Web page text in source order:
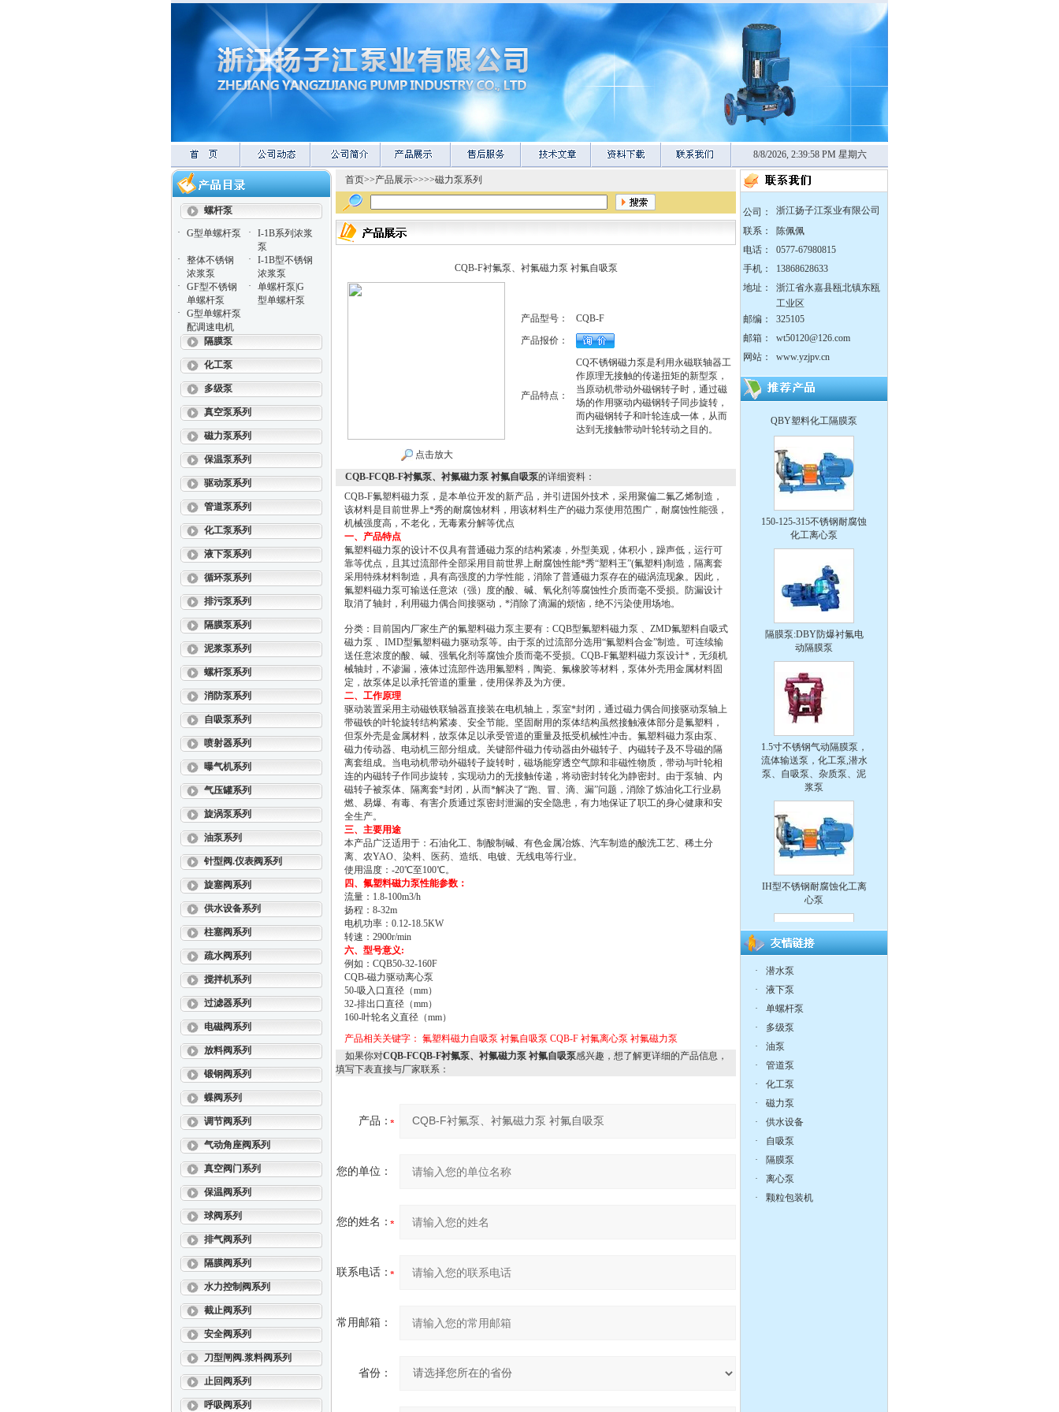
8/8/2026, 2:39:59 PM 星期六
螺杆泵
·
G型单螺杆泵 ·
I-1B系列浓浆
泵
·
整体不锈钢
浓浆泵
·
I-1B型不锈钢
浓浆泵
·
GF型不锈钢
单螺杆泵
·
单螺杆泵|G
型单螺杆泵
·
G型单螺杆泵
配调速电机
隔膜泵
化工泵
多级泵
真空泵系列
磁力泵系列
保温泵系列
驱动泵系列
管道泵系列
化工泵系列
液下泵系列
循环泵系列
排污泵系列
隔膜泵系列
泥浆泵系列
螺杆泵系列
消防泵系列
自吸泵系列
喷射器系列
曝气机系列
气压罐系列
旋涡泵系列
油泵系列
针型阀.仪表阀系列
旋塞阀系列
供水设备系列
柱塞阀系列
疏水阀系列
搅拌机系列
过滤器系列
电磁阀系列
放料阀系列
锻钢阀系列
蝶阀系列
调节阀系列
气动角座阀系列
真空阀门系列
保温阀系列
球阀系列
排气阀系列
隔膜阀系列
水力控制阀系列
截止阀系列
安全阀系列
刀型闸阀.浆料阀系列
止回阀系列
呼吸阀系列
首页>>产品展示>>>>磁力泵系列
CQB-F衬氟泵、衬氟磁力泵 衬氟自吸泵
点击放大
产品型号：
CQB-F
产品报价：
产品特点：
CQ不锈钢磁力泵是利用永磁联轴器工
作原理无接触的传递扭矩的新型泵，
当原动机带动外磁钢转子时，通过磁
场的作用驱动内磁钢转子同步旋转，
而内磁钢转子和叶轮连成一体，从而
达到无接触带动叶轮转动之目的。
CQB-FCQB-F衬氟泵、衬氟磁力泵 衬氟自吸泵的详细资料：
CQB-F氟塑料磁力泵，是本单位开发的新产品，并引进国外技术，采用聚偏二氟乙烯制造，
该材料是目前世界上*秀的耐腐蚀材料，用该材料生产的磁力泵使用范围广，耐腐蚀性能强，
机械强度高，不老化，无毒素分解等优点
一、产品特点
氟塑料磁力泵的设计不仅具有普通磁力泵的结构紧凑，外型美观，体积小，躁声低，运行可
靠等优点，且其过流部件全部采用目前世界上耐腐蚀性能*秀“塑料王”(氟塑料)制造，隔离套
采用特殊材料制造，具有高强度的力学性能，消除了普通磁力泵存在的磁涡流现象。因此，
氟塑料磁力泵可输送任意浓（强）度的酸、碱、氧化剂等腐蚀性介质而毫不受损。防漏设计
取消了轴封，利用磁力偶合间接驱动，*消除了滴漏的烦恼，绝不污染使用场地。
分类：目前国内厂家生产的氟塑料磁力泵主要有：CQB型氟塑料磁力泵 、ZMD氟塑料自吸式
磁力泵 、IMD型氟塑料磁力驱动泵等。由于泵的过流部分选用“氟塑料合金”制造。可连续输
送任意浓度的酸、碱、强氧化剂等腐蚀介质而毫不受损。CQB-F氟塑料磁力泵设计*，无须机
械轴封，不渗漏，液体过流部件选用氟塑料，陶瓷、氟橡胶等材料，泵体外壳用金属材料固
定，故泵体足以承托管道的重量，使用保养及为方便。
二、工作原理
驱动装置采用主动磁铁联轴器直接装在电机轴上，泵室*封闭，通过磁力偶合间接驱动泵轴上
带磁铁的叶轮旋转结构紧凑、安全节能。坚固耐用的泵体结构虽然接触液体部分是氟塑料，
但泵外壳是金属材料，故泵体足以承受管道的重量及抵受机械性冲击。氟塑料磁力泵由泵、
磁力传动器、电动机三部分组成。关键部件磁力传动器由外磁转子、内磁转子及不导磁的隔
离套组成。当电动机带动外磁转子旋转时，磁场能穿透空气隙和非磁性物质，带动与叶轮相
连的内磁转子作同步旋转，实现动力的无接触传递，将动密封转化为静密封。由于泵轴、内
磁转子被泵体、隔离套*封闭，从而*解决了“跑、冒、滴、漏”问题，消除了炼油化工行业易
燃、易爆、有毒、有害介质通过泵密封泄漏的安全隐患，有力地保证了职工的身心健康和安
全生产。
三、主要用途
本产品广泛适用于：石油化工、制酸制碱、有色金属冶炼、汽车制造的酸洗工艺、稀土分
离、农YAO、染料、医药、造纸、电镀、无线电等行业。
使用温度：-20℃至100℃。
四、 氟塑料磁力泵性能参数：
流量：1.8-100m3/h
扬程：8-32m
电机功率：0.12-18.5KW
转速：2900r/min
六、型号意义:
例如：CQB50-32-160F
CQB-磁力驱动离心泵
50-吸入口直径（mm）
32-排出口直径（mm）
160-叶轮名义直径（mm）
产品相关关键字： 氟塑料磁力自吸泵 衬氟自吸泵 CQB-F 衬氟离心泵 衬氟磁力泵
如果你对CQB-FCQB-F衬氟泵、衬氟磁力泵 衬氟自吸泵感兴趣，想了解更详细的产品信息，
填写下表直接与厂家联系：
产品：
您的单位：
您的姓名：
联系电话：
常用邮箱：
省份：
公司：
浙江扬子江泵业有限公司
联系：
陈佩佩
电话：
0577-67980815
手机：
13868628633
地址：
浙江省永嘉县瓯北镇东瓯
工业区
邮编：
325105
邮箱：
wt50120@126.com
网站：
www.yzjpv.cn
zX防爆无堵塞自吸泵
DBY304不锈钢电动隔膜
QBY塑料化工隔膜泵
化工离心泵
动隔膜泵
流体输送泵，化工泵,潜水
泵、自吸泵、杂质泵、泥
浆泵
心泵
离心泵:ISG系列单级单吸
·
潜水泵
·
液下泵
·
单螺杆泵
·
多级泵
·
油泵
·
管道泵
·
化工泵
·
磁力泵
·
供水设备
·
自吸泵
·
隔膜泵
·
离心泵
·
颗粒包装机